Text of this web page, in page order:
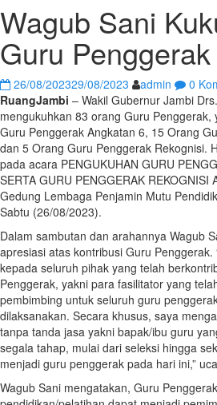
Wagub Sani
Guru Penggerak
26/08/202329/08/2023 admin
0
RuangJambi – Wakil Gubernur Jambi
mengukuhkan 83 orang Guru
Guru Penggerak Angkatan 6, 15 Orang
dan 5 Orang Guru Penggerak Rekognisi.
pada acara PENGUKUHAN GURU
SERTA GURU PENGGERAK REKOGNISI
Gedung Lembaga Penjamin Mutu
Sabtu (26/08/2023).
Dalam sambutan dan arahannya Wagub
apresiasi atas kontribusi Guru Penggerak.
kepada seluruh pihak yang telah
Penggerak, yakni para fasilitator yang
pembimbing untuk seluruh guru
dilaksanakan. Secara khusus, saya
tanpa tanda jasa yakni bapak/ibu guru
segala tahap, mulai dari seleksi hingga
menjadi guru penggerak pada hari ini,”
Wagub Sani mengatakan, Guru